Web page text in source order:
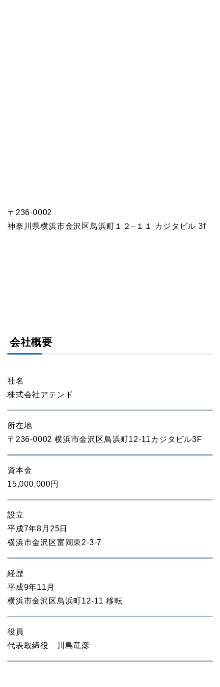
〒236-0002
神奈川県横浜市金沢区鳥浜町１２−１１ カジタビル 3f
会社概要
社名
株式会社アテンド
所在地
〒236-0002 横浜市金沢区鳥浜町12-11カジタビル3F
資本金
15,000,000円
設立
平成7年8月25日
横浜市金沢区富岡東2-3-7
経歴
平成9年11月
横浜市金沢区鳥浜町12-11 移転
役員
代表取締役 川島竜彦